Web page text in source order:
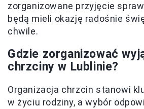
zorganizowane przyjęcie
będą mieli okazję radośnie
chwile.
Gdzie zorganizować
chrzciny w Lublinie?
Organizacja chrzcin stanowi
w życiu rodziny, a wybór